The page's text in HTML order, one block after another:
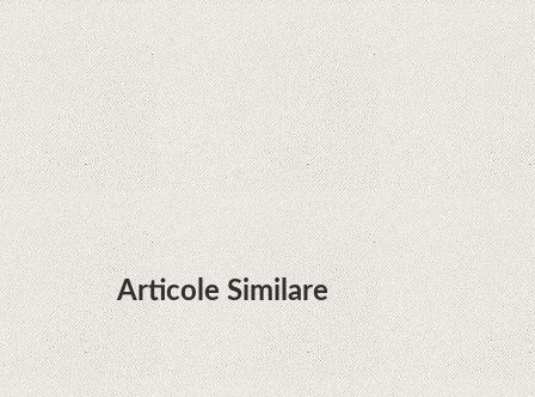
terminalele Huawei cu procesoare Kirin
Huawei P50 primeşte o posibilă dată de lansare
şi e mai curând decât credeam; Are cameră
telephoto cu zoom optic variabil
Articole Similare